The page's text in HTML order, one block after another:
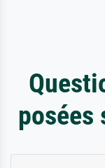
posées